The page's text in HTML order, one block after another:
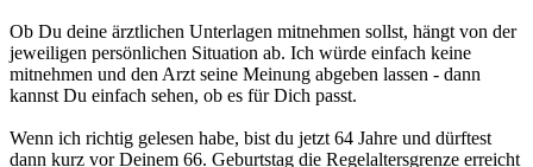
Ob Du deine ärztlichen Unterlagen mitnehmen sollst, hängt von der
jeweiligen persönlichen Situation ab. Ich würde einfach keine
mitnehmen und den Arzt seine Meinung abgeben lassen - dann
kannst Du einfach sehen, ob es für Dich passt.
Wenn ich richtig gelesen habe, bist du jetzt 64 Jahre und dürftest
dann kurz vor Deinem 66. Geburtstag die Regelaltersgrenze erreicht